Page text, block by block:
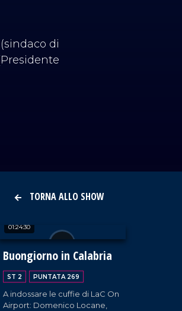
di
TORNA ALLO SHOW
01:24:30
Buongiorno in Calabria
ST 2 PUNTATA 269
A indossare le cuffie di LaC On
Airport: Domenico Locane,